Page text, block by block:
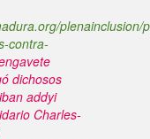
plenainclusion/
contra-
dichosos
addyi
Charles-